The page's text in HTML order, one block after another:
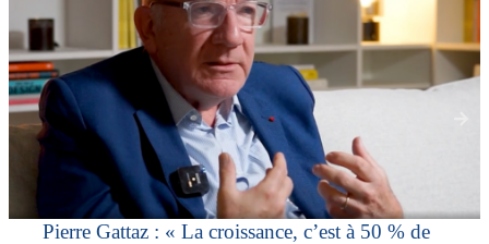
Pierre Gattaz : « La croissance, c’est à 50 % de